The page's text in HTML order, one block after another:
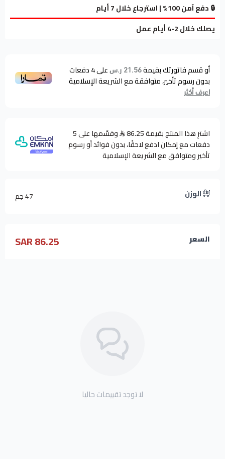
🔒 دفع آمن 100% | استرجاع خلال 7 أيام
يصلك خلال 2-4 أيام عمل
أو قسم فاتورتك بقيمة21.56 ر.س على4دفعات
بدون رسوم تأخير، متوافقة مع الشريعة الإسلامية
اعرف أكثر
اشترِ هذا المنتج بقيمة 86.25
وقسّمها على 5
دفعات مع إمكان ادفع لاحقًا، بدون فوائد أو رسوم
تأخير ومتوافق مع الشريعة الإسلامية
الوزن 47 جم
السعر 86.25 SAR
لا توجد تقييمات حاليا